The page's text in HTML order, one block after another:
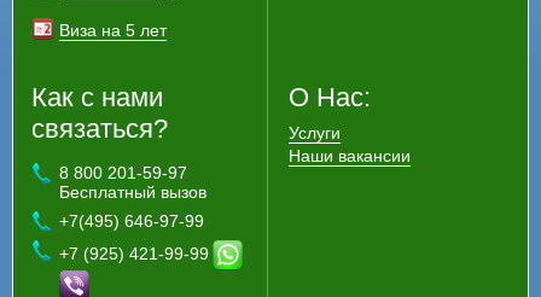
Виза на 5 лет
Как с нами
связаться?
8 800 201-59-97
Бесплатный вызов
+7(495) 646-97-99
+7 (925) 421-99-99
О Нас:
Услуги
Наши вакансии